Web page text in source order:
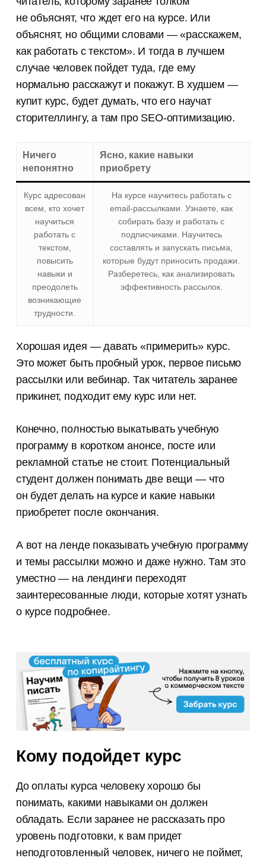
не объяснят, что ждет его на курсе. Или
объяснят, но общими словами — «расскажем,
как работать с текстом». И тогда в лучшем
случае человек пойдет туда, где ему
нормально расскажут и покажут. В худшем —
купит курс, будет думать, что его научат
сторителлингу, а там про SEO-оптимизацию.
Ничего
непонятно
Ясно, какие навыки
приобрету
Курс адресован
всем, кто хочет
научиться
работать с
текстом,
повысить
навыки и
преодолеть
возникающие
трудности.
На курсе научитесь работать с
email-рассылками. Узнаете, как
собирать базу и работать с
подписчиками. Научитесь
составлять и запускать письма,
которые будут приносить продажи.
Разберетесь, как анализировать
эффективность рассылок.
Хорошая идея — давать «примерить» курс.
Это может быть пробный урок, первое письмо
рассылки или вебинар. Так читатель заранее
прикинет, подходит ему курс или нет.
Конечно, полностью выкатывать учебную
программу в коротком анонсе, посте или
рекламной статье не стоит. Потенциальный
студент должен понимать две вещи — что
он будет делать на курсе и какие навыки
приобретет после окончания.
А вот на ленде показывать учебную программу
и темы рассылки можно и даже нужно. Там это
уместно — на лендинги переходят
заинтересованные люди, которые хотят узнать
о курсе подробнее.
Кому подойдет курс
До оплаты курса человеку хорошо бы
понимать, какими навыками он должен
обладать. Если заранее не рассказать про
уровень подготовки, к вам придет
неподготовленный человек, ничего не поймет,